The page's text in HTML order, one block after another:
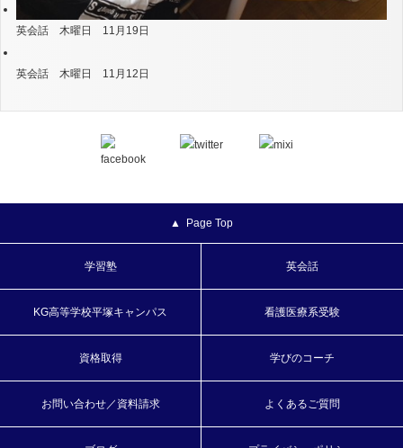
英会話 木曜日 11月19日
英会話 木曜日 11月12日
Page Top
学習塾 英会話
KG高等学校平塚キャンパス 看護医療系受験
資格取得 学びのコーチ
お問い合わせ／資料請求 よくあるご質問